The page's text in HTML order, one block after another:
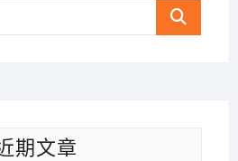
Search
期文章